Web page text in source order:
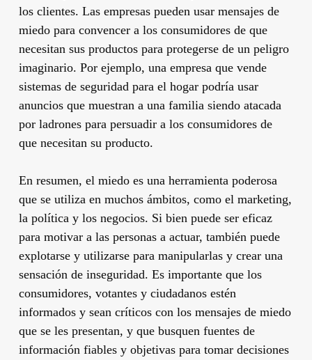
los clientes. Las empresas pueden usar mensajes de
miedo para convencer a los consumidores de que
necesitan sus productos para protegerse de un peligro
imaginario. Por ejemplo, una empresa que vende
sistemas de seguridad para el hogar podría usar
anuncios que muestran a una familia siendo atacada
por ladrones para persuadir a los consumidores de
que necesitan su producto.
En resumen, el miedo es una herramienta poderosa
que se utiliza en muchos ámbitos, como el marketing,
la política y los negocios. Si bien puede ser eficaz
para motivar a las personas a actuar, también puede
explotarse y utilizarse para manipularlas y crear una
sensación de inseguridad. Es importante que los
consumidores, votantes y ciudadanos estén
informados y sean críticos con los mensajes de miedo
que se les presentan, y que busquen fuentes de
información fiables y objetivas para tomar decisiones